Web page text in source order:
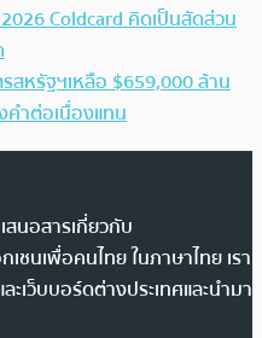
Coldcard คิดเป็นสัดส่วน
สหรัฐฯเหลือ $659,000 ล้าน
คำต่อเนื่องแทน
นอสารเกี่ยวกับ
ชนเพื่อคนไทย ในภาษาไทย เรา
เว็บบอร์ดต่างประเทศและนำมา